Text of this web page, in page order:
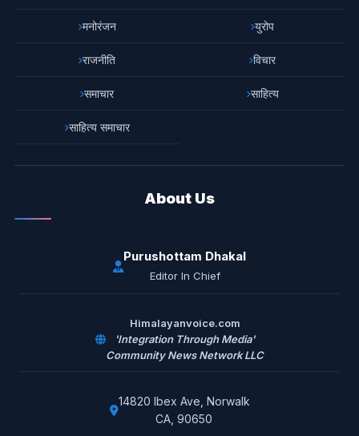
मनोरंजन युरोप
राजनीति विचार
समाचार साहित्य
साहित्य समाचार
About Us
Purushottam Dhakal
Editor In Chief
Himalayanvoice.com
'Integration Through Media'
Community News Network LLC
14820 Ibex Ave, Norwalk
CA, 90650